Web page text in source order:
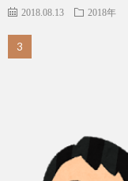
2018.08.13 2018年